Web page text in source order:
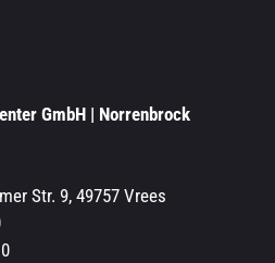
GmbH | Norrenbrock
Str. 9, 49757 Vrees